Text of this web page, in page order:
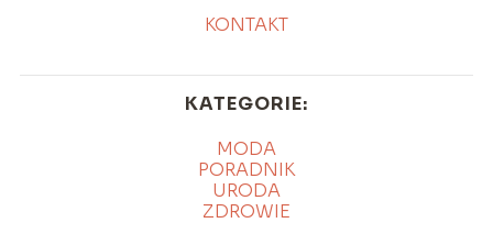
KONTAKT
KATEGORIE:
MODA
PORADNIK
URODA
ZDROWIE